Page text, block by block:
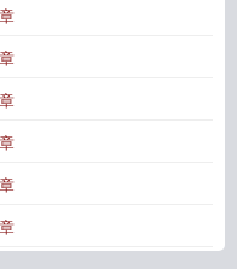
了Omega。谢远星高兴的时候他
的车就为了买到小beta喜欢的那
爷哪里哄过人，还是对着一个
任何人，要是被人知道我咬过你，
尽心思带beta去看过烟火城市最
那天，谢远星忙着搬出寝室，沈边
到无人的宿舍，看着beta没来得